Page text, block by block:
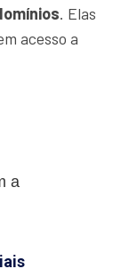
. Elas
acesso a
a